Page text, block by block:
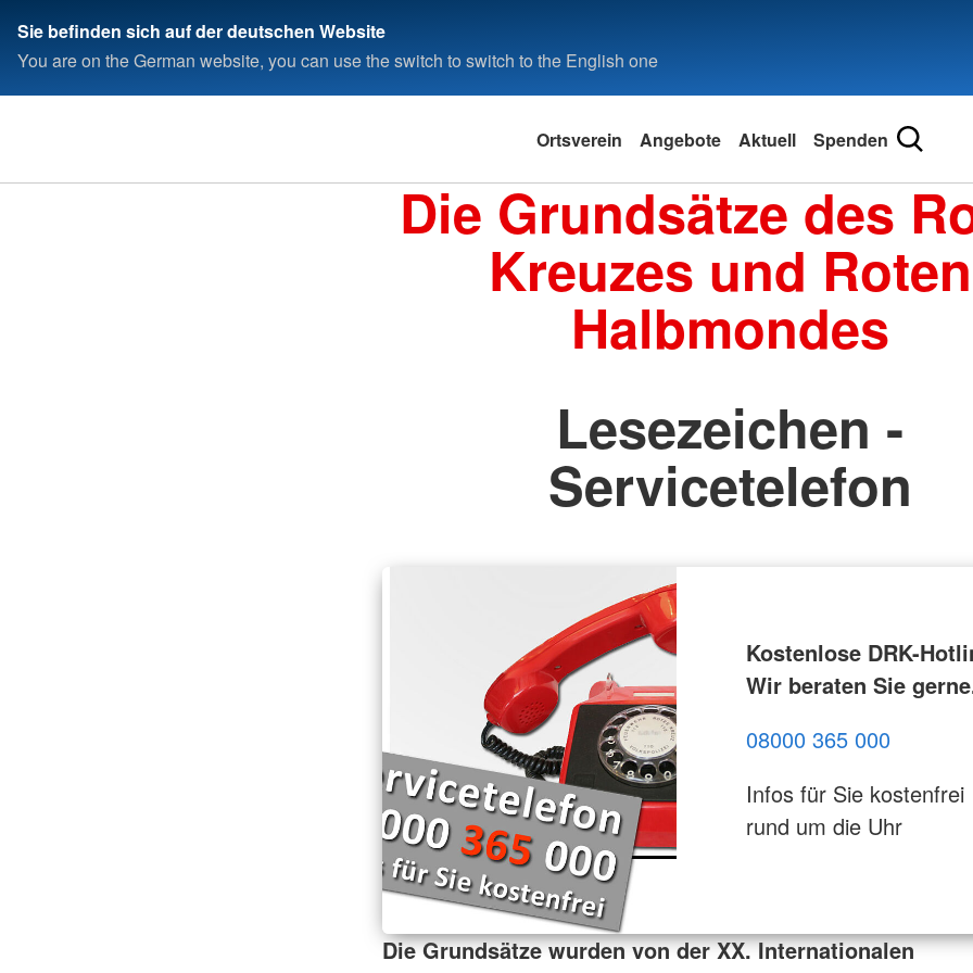
Sie befinden sich auf der deutschen Website
You are on the German website, you can use the switch to switch to the English one
Ortsverein Angebote Aktuell Spenden
Die Grundsätze des
Kreuzes und Roten
Halbmondes
Lesezeichen -
Servicetelefon
Kostenlose DRK-
Wir beraten Sie
08000 365 000
Infos für Sie kostenfrei
rund um die Uhr
Die Grundsätze wurden von der XX. Internationalen